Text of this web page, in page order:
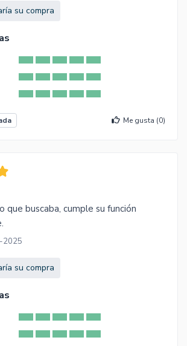
su compra
Me gusta (0)
que buscaba, cumple su función
2025
su compra